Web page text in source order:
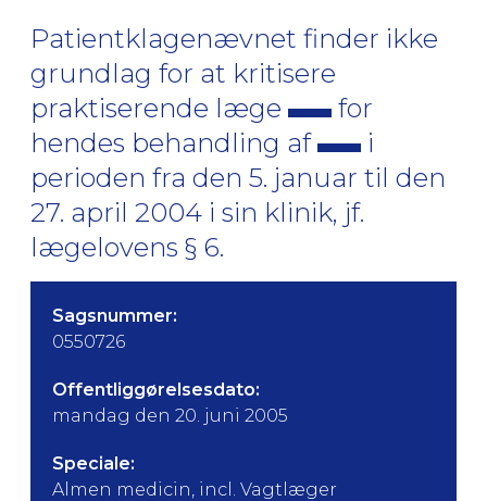
Patientklagenævnet finder ikke
grundlag for at kritisere
praktiserende læge
for
hendes behandling af
i
perioden fra den 5. januar til den
27. april 2004 i sin klinik, jf.
lægelovens § 6.
Sagsnummer:
0550726
Offentliggørelsesdato:
mandag den 20. juni 2005
Speciale:
Almen medicin, incl. Vagtlæger